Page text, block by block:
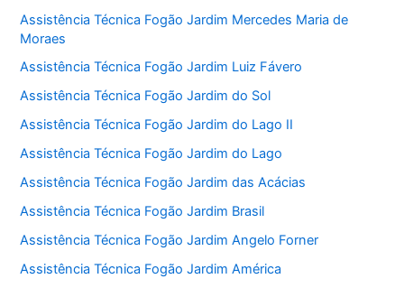
Assistência Técnica Fogão Jardim Mercedes Maria de
Moraes
Assistência Técnica Fogão Jardim Luiz Fávero
Assistência Técnica Fogão Jardim do Sol
Assistência Técnica Fogão Jardim do Lago II
Assistência Técnica Fogão Jardim do Lago
Assistência Técnica Fogão Jardim das Acácias
Assistência Técnica Fogão Jardim Brasil
Assistência Técnica Fogão Jardim Angelo Forner
Assistência Técnica Fogão Jardim América